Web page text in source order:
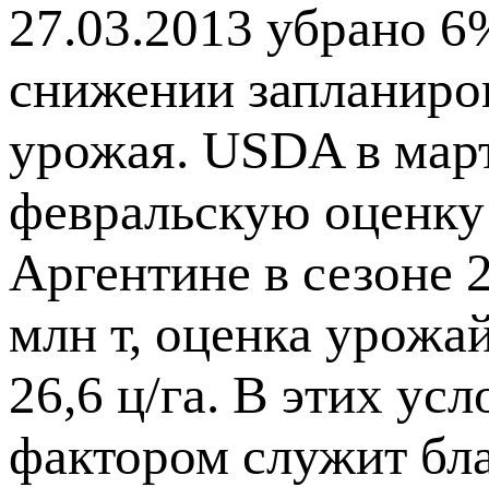
27.03.2013 убрано
снижении
урожая. USDA в
февральскую
Аргентине в сезоне
млн т, оценка
26,6 ц/га. В этих
фактором служит